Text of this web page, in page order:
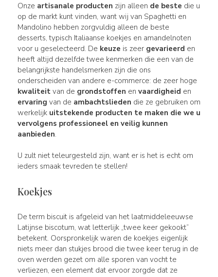
Onze artisanale producten zijn alleen de beste die u
op de markt kunt vinden, want wij van Spaghetti en
Mandolino hebben zorgvuldig alleen de beste
desserts, typisch Italiaanse koekjes en amandelnoten
voor u geselecteerd. De keuze is zeer gevarieerd en
heeft altijd dezelfde twee kenmerken die een van de
belangrijkste handelsmerken zijn die ons
onderscheiden van andere e-commerce: de zeer hoge
kwaliteitvan de grondstoffen en vaardigheid en
ervaring van de ambachtslieden die ze gebruiken om
werkelijk uitstekende producten te maken die we u
vervolgens professioneel en veilig kunnen
aanbieden.
U zult niet teleurgesteld zijn, want er is het is echt om
ieders smaak tevreden te stellen!
Koekjes
De term biscuit is afgeleid van het laatmiddeleeuwse
Latijnse biscotum, wat letterlijk „twee keer gekookt”
betekent. Oorspronkelijk waren de koekjes eigenlijk
niets meer dan stukjes brood die twee keer terug in de
oven werden gezet om alle sporen van vocht te
verliezen, een element dat ervoor zorgde dat ze